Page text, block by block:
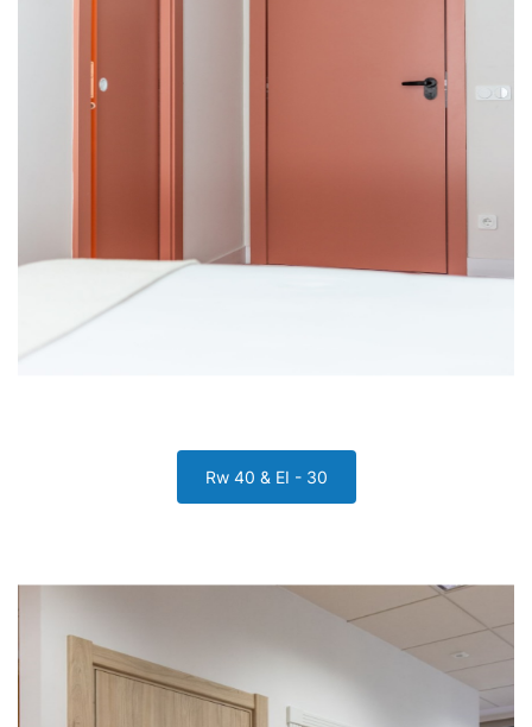
Rw 40 & EI - 30